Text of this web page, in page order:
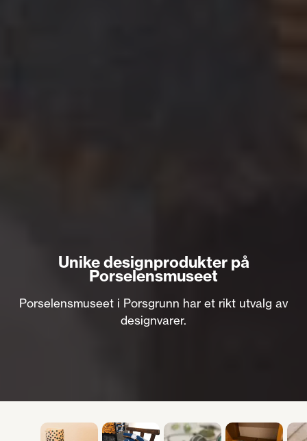
Unike designprodukter på
Porselensmuseet
Porselensmuseet i Porsgrunn har et rikt utvalg av
designvarer.